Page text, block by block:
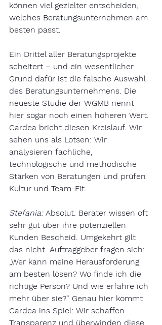
können viel gezielter entscheiden,
welches Beratungsunternehmen am
besten passt.
Ein Drittel aller Beratungsprojekte
scheitert – und ein wesentlicher
Grund dafür ist die falsche Auswahl
des Beratungsunternehmens. Die
neueste Studie der WGMB nennt
hier sogar noch einen höheren Wert.
Cardea bricht diesen Kreislauf. Wir
sehen uns als Lotsen: Wir
analysieren fachliche,
technologische und methodische
Stärken von Beratungen und prüfen
Kultur und Team-Fit.
Stefania: Absolut. Berater wissen oft
sehr gut über ihre potenziellen
Kunden Bescheid. Umgekehrt gilt
das nicht. Auftraggeber fragen sich:
„Wer kann meine Herausforderung
am besten lösen? Wo finde ich die
richtige Person? Und wie erfahre ich
mehr über sie?“ Genau hier kommt
Cardea ins Spiel: Wir schaffen
Transparenz und überwinden diese